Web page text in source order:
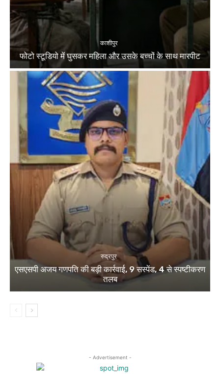
काशीपुर
फोटो स्टूडियो में घुसकर महिला और उसके बच्चों के साथ मारपीट
रुद्रपुर
एसएसपी अजय गणपति की बड़ी कार्रवाई, 9 सस्पेंड, 4 से स्पष्टीकरण
तलब
- Advertisement -